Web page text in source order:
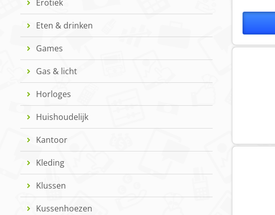
Erotiek
Eten & drinken
Games
Gas & licht
Horloges
Huishoudelijk
Kantoor
Kleding
Klussen
Kussenhoezen